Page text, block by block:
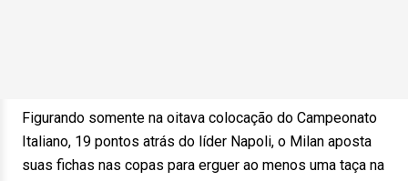
Figurando somente na oitava colocação do Campeonato
Italiano, 19 pontos atrás do líder Napoli, o Milan aposta
suas fichas nas copas para erguer ao menos uma taça na